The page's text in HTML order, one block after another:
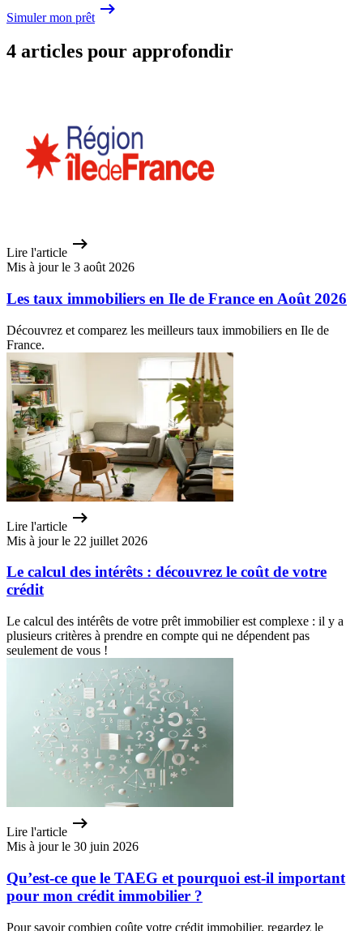
Simuler mon prêt
4 articles pour approfondir
Lire l'article
Mis à jour le 3 août 2026
Les taux immobiliers en Ile de France en Août 2026
Découvrez et comparez les meilleurs taux immobiliers en Ile de
France.
Lire l'article
Mis à jour le 22 juillet 2026
Le calcul des intérêts : découvrez le coût de votre
crédit
Le calcul des intérêts de votre prêt immobilier est complexe : il y a
plusieurs critères à prendre en compte qui ne dépendent pas
seulement de vous !
Lire l'article
Mis à jour le 30 juin 2026
Qu’est-ce que le TAEG et pourquoi est-il important
pour mon crédit immobilier ?
Pour savoir combien coûte votre crédit immobilier, regardez le